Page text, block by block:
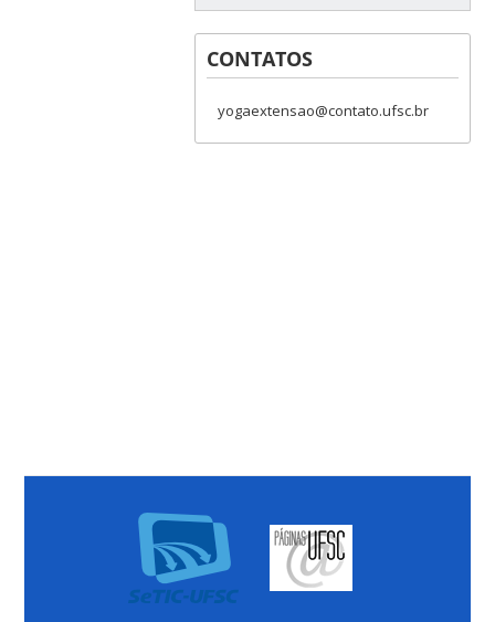
CONTATOS
yogaextensao@contato.ufsc.br